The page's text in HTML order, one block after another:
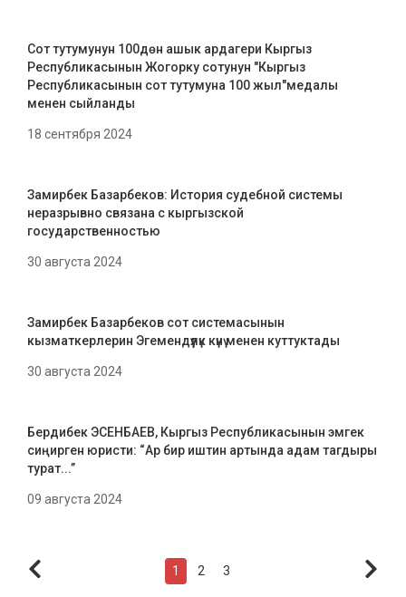
Сот тутумунун 100дөн ашык ардагери Кыргыз
Республикасынын Жогорку сотунун "Кыргыз
Республикасынын сот тутумуна 100 жыл"медалы
менен сыйланды
18 сентября 2024
Замирбек Базарбеков: История судебной системы
неразрывно связана с кыргызской
государственностью
30 августа 2024
Замирбек Базарбеков сот системасынын
кызматкерлерин Эгемендүүлүк күнү менен куттуктады
30 августа 2024
Бердибек ЭСЕНБАЕВ, Кыргыз Республикасынын эмгек
сиңирген юристи: “Ар бир иштин артында адам тагдыры
турат...”
09 августа 2024
1 2 3